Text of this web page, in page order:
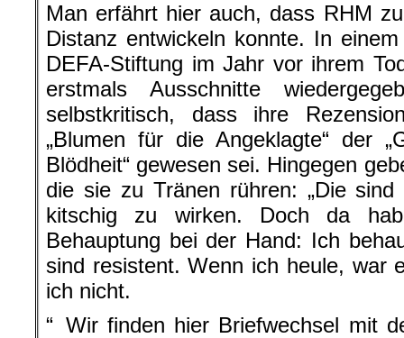
Man erfährt hier auch, dass RHM
Distanz entwickeln konnte. In
DEFA-Stiftung im Jahr vor ihrem
erstmals Ausschnitte
selbstkritisch, dass ihre
„Blumen für die Angeklagte“ der
Blödheit“ gewesen sei. Hingegen
die sie zu Tränen rühren: „Die
kitschig zu wirken. Doch da
Behauptung bei der Hand: Ich
sind resistent. Wenn ich heule, war
ich nicht.
“ Wir finden hier Briefwechsel mit